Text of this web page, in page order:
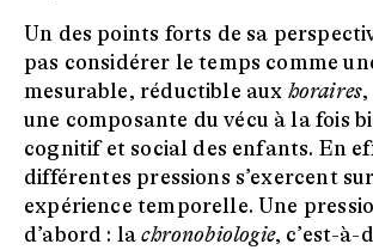
Un des points forts de sa
pas considérer le temps comme
mesurable, réductible aux horaires
une composante du vécu à la fois
cognitif et social des enfants. En
différentes pressions s’exercent
expérience temporelle. Une
d’abord : lachronobiologie, c’est-à-